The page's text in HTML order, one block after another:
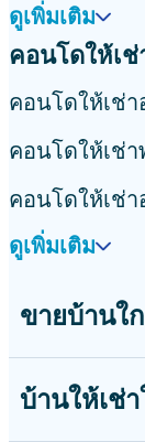
ดูเพิ่มเติม
คอนโดให้เช่
คอนโดให้เช่
คอนโดให้เช่า
คอนโดให้เช่า
ดูเพิ่มเติม
ขายบ้านใ